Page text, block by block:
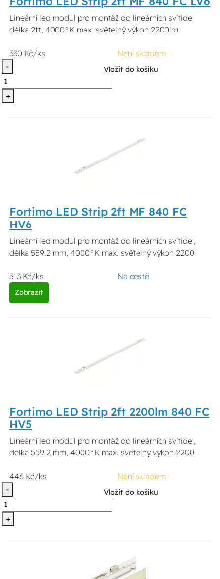
Lineární led modul pro montáž do lineárních svítidel
délka 2ft, 4000°K max. světelný výkon 2200lm
330 Kč/ks
Není skladem
-
+
Vložit do košíku
Fortimo LED Strip 2ft MF 840 FC
HV6
Lineární led modul pro montáž do lineárních svítidel,
délka 559.2 mm, 4000°K max. světelný výkon 2200
313 Kč/ks Na cestě
Zobrazit
Fortimo LED Strip 2ft 2200lm 840 FC
HV5
Lineární led modul pro montáž do lineárních svítidel,
délka 559.2 mm, 4000°K max. světelný výkon 2200
446 Kč/ks
Není skladem
-
+
Vložit do košíku